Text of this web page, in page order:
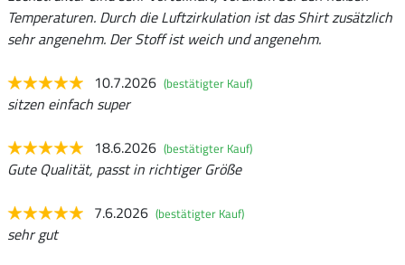
Temperaturen. Durch die Luftzirkulation ist das Shirt zusätzlich
sehr angenehm. Der Stoff ist weich und angenehm.
10.7.2026 (bestätigter Kauf)
sitzen einfach super
18.6.2026 (bestätigter Kauf)
Gute Qualität, passt in richtiger Größe
7.6.2026 (bestätigter Kauf)
sehr gut